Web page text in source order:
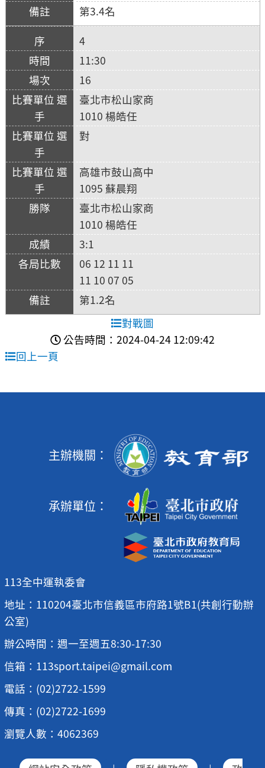
第3.4名
4
11:30
16
臺北市松山家商
1010 楊皓任
對
高雄市鼓山高中
1095 蘇晨翔
臺北市松山家商
1010 楊皓任
3:1
06 12 11 11
11 10 07 05
第1.2名
對戰圖
公告時間：2024-04-24 12:09:42
回上一頁
主辦機關：
承辦單位：
113全中運執委會
地址：110204臺北市信義區市府路1號B1(共創行動辦
公室)
辦公時間：週一至週五8:30-17:30
信箱：113sport.taipei@gmail.com
電話：(02)2722-1599
傳真：(02)2722-1699
瀏覽人數：4062369